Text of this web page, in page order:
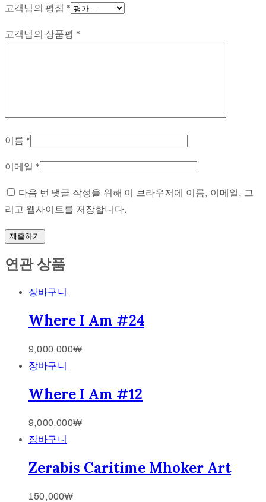
고객님의 평점 *
고객님의 상품평 *
이름 *
이메일 *
다음 번 댓글 작성을 위해 이 브라우저에 이름, 이메일, 그
리고 웹사이트를 저장합니다.
연관 상품
장바구니
Where I Am #24
9,000,000₩
장바구니
Where I Am #12
9,000,000₩
장바구니
Zerabis Caritime Mhoker Art
150,000₩